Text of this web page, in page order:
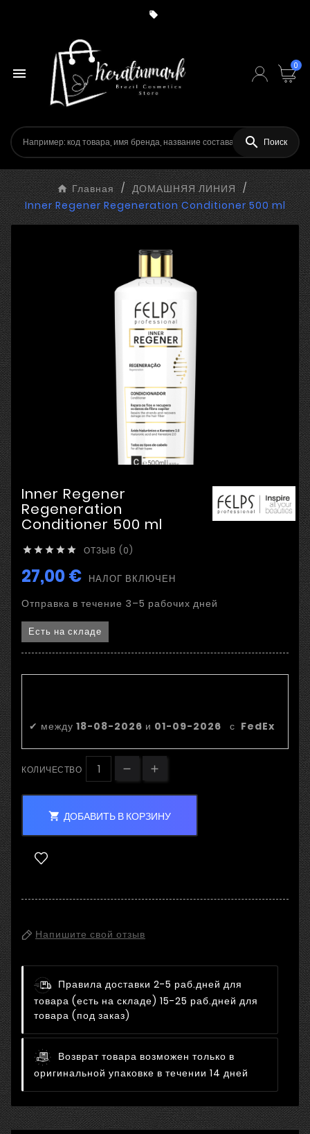

 0
 Поиск
Главная
ДОМАШНЯЯ ЛИНИЯ
Inner Regener Regeneration Conditioner 500 ml
Inner Regener
Regeneration
Conditioner 500 ml
     ОТЗЫВ (0)
27,00 € НАЛОГ ВКЛЮЧЕН
Отправка в течение 3–5 рабочих дней
Есть на складе
✔ между 18-08-2026 и 01-09-2026 с FedEx
КОЛИЧЕСТВО
 ДОБАВИТЬ В КОРЗИНУ
Напишите свой отзыв
Правила доставки 2-5 раб.дней для
товара (есть на складе) 15-25 раб.дней для
товара (под заказ)
Возврат товара возможен только в
оригинальной упаковке в течении 14 дней